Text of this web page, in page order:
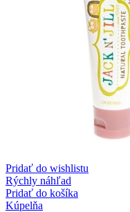
Pridať do wishlistu
Rýchly náhľad
Pridať do košíka
Kúpelňa